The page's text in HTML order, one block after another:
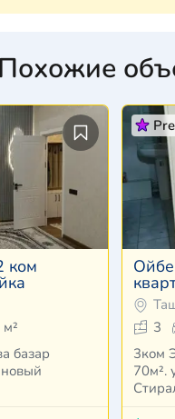
Похожие
ком
3
3ком
70м².